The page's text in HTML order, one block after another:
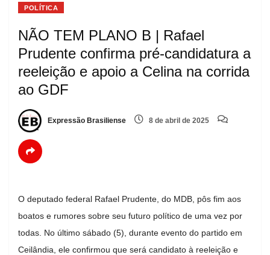
POLÍTICA
NÃO TEM PLANO B | Rafael
Prudente confirma pré-candidatura a
reeleição e apoio a Celina na corrida
ao GDF
Expressão Brasiliense 8 de abril de 2025
O deputado federal Rafael Prudente, do MDB, pôs fim aos
boatos e rumores sobre seu futuro político de uma vez por
todas. No último sábado (5), durante evento do partido em
Ceilândia, ele confirmou que será candidato à reeleição e